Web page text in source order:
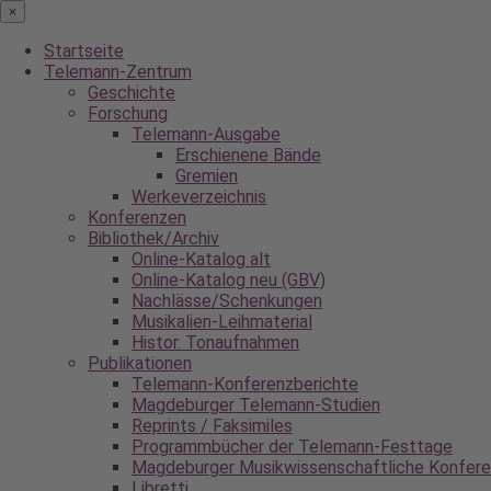
×
überspringen
Startseite
Telemann-Zentrum
Geschichte
Forschung
Telemann-Ausgabe
Erschienene Bände
Gremien
Werkeverzeichnis
Konferenzen
Bibliothek/Archiv
Online-Katalog alt
Online-Katalog neu (GBV)
Nachlässe/Schenkungen
Musikalien-Leihmaterial
Histor. Tonaufnahmen
Publikationen
Telemann-Konferenzberichte
Magdeburger Telemann-Studien
Reprints / Faksimiles
Programmbücher der Telemann-Festtage
Magdeburger Musikwissenschaftliche